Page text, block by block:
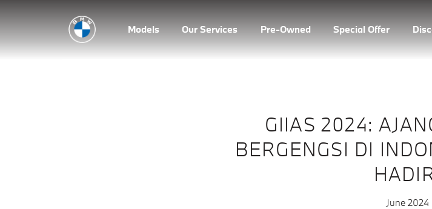
Models Our Services Pre-Owned Special Offer
GIIAS 2024:
BERGENGSI DI
June 2024